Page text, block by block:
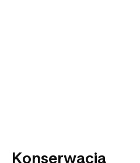
Konserwacja